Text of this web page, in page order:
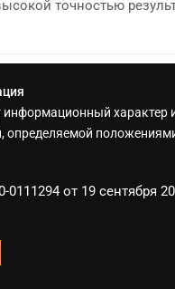
точностью
характер
определяемой
от 19 сентября